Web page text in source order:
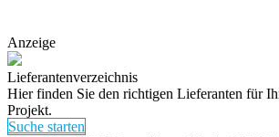
Anzeige
Lieferantenverzeichnis
Hier finden Sie den richtigen Lieferanten für
Projekt.
Suche starten